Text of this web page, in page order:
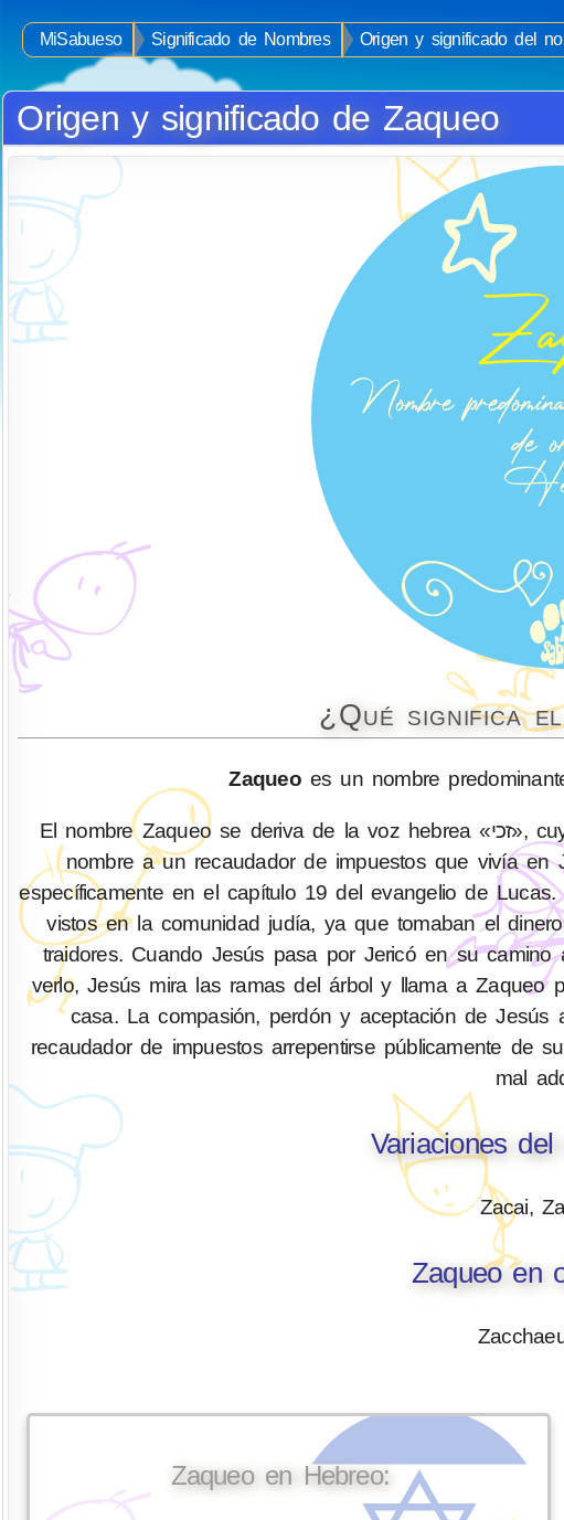
MiSabueso Significado de Nombres
Origen y significado del
Origen y significado de Zaqueo
¿Qué significa
Zaqueoes un nombre
El nombre Zaqueo se deriva de la voz hebrea «זכי», cuyo significado es “honesto, puro”. Cabe recordar con este
nombre a un recaudador de impuestos que vivía en
específicamente en el capítulo 19 del evangelio de
vistos en la comunidad judía, ya que tomaban el
traidores. Cuando Jesús pasa por Jericó en su
verlo, Jesús mira las ramas del árbol y llama a
casa. La compasión, perdón y aceptación de
recaudador de impuestos arrepentirse públicamente de
mal
Variaciones
Zacai,
Zaqueo en
Zaqueo en Hebreo: